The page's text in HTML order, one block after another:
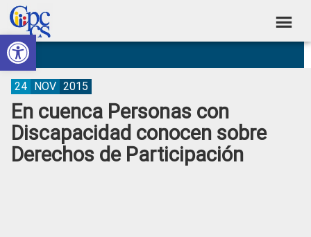
Abrir barra de herramientas
Skip
to
primary
navigation
Skip
to
main
content
Skip
to
primary
sidebar
Skip
to
footer
Consejo
de
Participación
Ciudadana
Control
Construyendo
Poder
Ciudadano
En cuenca Personas con
Discapacidad conocen sobre
Derechos de Participación
24 NOV 2015